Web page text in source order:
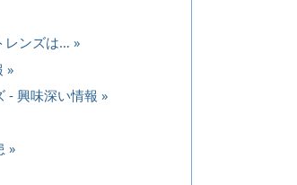
レンズは…
- 興味深い情報